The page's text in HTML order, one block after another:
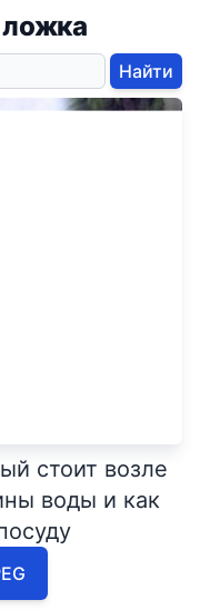
Найти
стоит возле
воды и как